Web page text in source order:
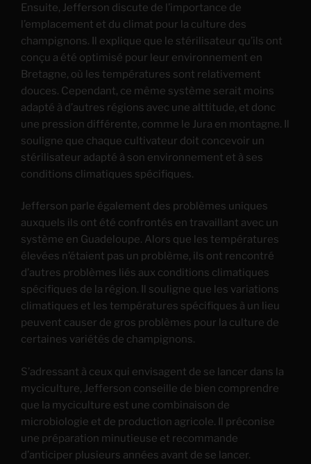
Ensuite, Jefferson discute de l’importance de
l’emplacement et du climat pour la culture des
champignons. Il explique que le stérilisateur qu’ils ont
conçu a été optimisé pour leur environnement en
Bretagne, où les températures sont relativement
douces. Cependant, ce même système serait moins
adapté à d’autres régions avec une alttitude, et donc
une pression différente, comme le Jura en montagne. Il
souligne que chaque cultivateur doit concevoir un
stérilisateur adapté à son environnement et à ses
conditions climatiques spécifiques.
Jefferson parle également des problèmes uniques
auxquels ils ont été confrontés en travaillant avec un
système en Guadeloupe. Alors que les températures
élevées n’étaient pas un problème, ils ont rencontré
d’autres problèmes liés aux conditions climatiques
spécifiques de la région. Il souligne que les variations
climatiques et les températures spécifiques à un lieu
peuvent causer de gros problèmes pour la culture de
certaines variétés de champignons.
S’adressant à ceux qui envisagent de se lancer dans la
myciculture, Jefferson conseille de bien comprendre
que la myciculture est une combinaison de
microbiologie et de production agricole. Il préconise
une préparation minutieuse et recommande
d’anticiper plusieurs années avant de se lancer.